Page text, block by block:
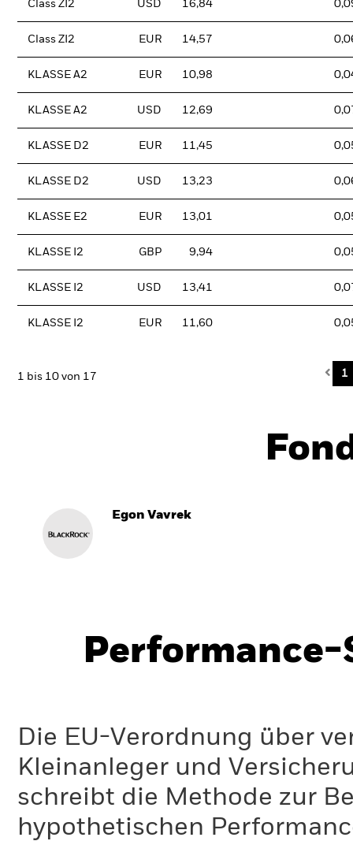
Class ZI2 USD 16,84
Class ZI2 EUR 14,57
KLASSE A2 EUR 10,98
KLASSE A2 USD 12,69
KLASSE D2 EUR 11,45
KLASSE D2 USD 13,23
KLASSE E2 EUR 13,01
KLASSE I2 GBP 9,94
KLASSE I2 USD 13,41
KLASSE I2 EUR 11,60
1 bis 10 von 17 1
Egon Vavrek
Performance-
Die EU-Verordnung über
Kleinanleger und
schreibt die Methode zur
hypothetischen